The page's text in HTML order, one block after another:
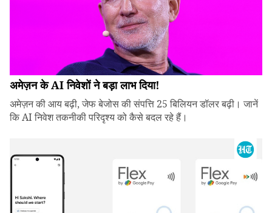
अमेज़न के AI निवेशों ने बड़ा लाभ दिया!
अमेज़न की आय बढ़ी, जेफ बेजोस की संपत्ति 25 बिलियन डॉलर बढ़ी। जानें
कि AI निवेश तकनीकी परिदृश्य को कैसे बदल रहे हैं।